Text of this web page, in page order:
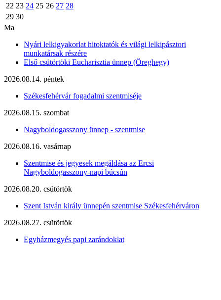
22 23 24 25 26 27 28
29 30
Ma
Nyári lelkigyakorlat hitoktatók és világi lelkipásztori
munkatársak részére
Első csütörtöki Eucharisztia ünnep (Öreghegy)
2026.08.14. péntek
Székesfehérvár fogadalmi szentmiséje
2026.08.15. szombat
Nagyboldogasszony ünnep - szentmise
2026.08.16. vasárnap
Szentmise és jegyesek megáldása az Ercsi
Nagyboldogasszony-napi búcsún
2026.08.20. csütörtök
Szent István király ünnepén szentmise Székesfehérváron
2026.08.27. csütörtök
Egyházmegyés papi zarándoklat